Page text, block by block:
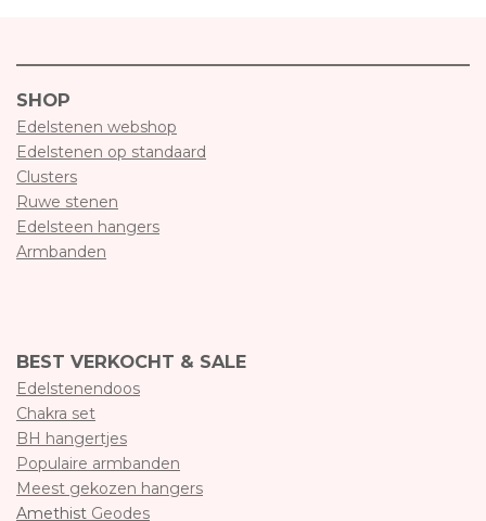
SHOP
Edelstenen webshop
Edelstenen op standaard
Clusters
Ruwe stenen
Edelsteen hangers
Armbanden
BEST VERKOCHT & SALE
Edelstenendoos
Chakra set
BH hangertjes
Populaire armbanden
Meest gekozen hangers
Amethist Geodes